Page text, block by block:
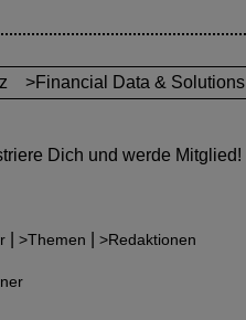
>Financial Data & Solutions
Dich und werde Mitglied!
| >Themen >Redaktionen